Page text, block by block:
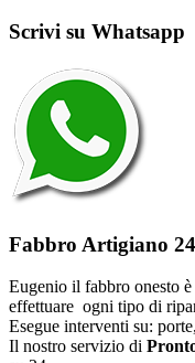
Scrivi su Whatsapp
Fabbro Artigiano
Eugenio il fabbro onesto è
effettuare ogni tipo di
Esegue interventi su:
Il nostro servizio di